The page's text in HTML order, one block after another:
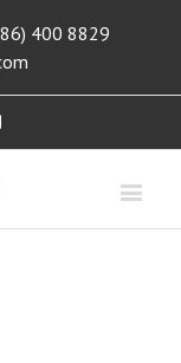
400 8829
Email